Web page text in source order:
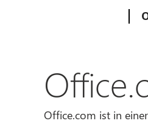
Office.com ist in